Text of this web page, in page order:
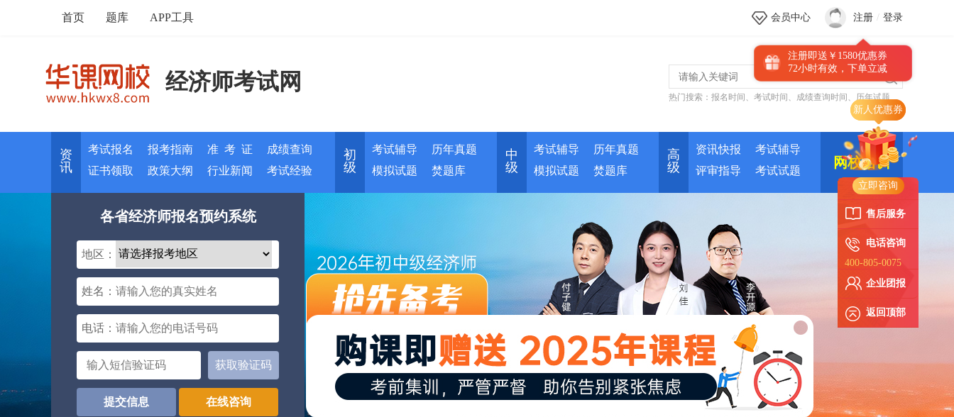
立即咨询
售后服务
电话咨询
400-805-0075
企业团报
返回顶部
首页 题库 APP工具 会员中心 注册 / 登录
注册即送￥1580优惠券
72小时有效，下单立减
经济师考试网
热门搜索： 报名时间 、 考试时间 、 成绩查询时间 、 历年试题
资
讯
考试报名 报考指南 准 考 证
成绩查询
证书领取
政策大纲 行业新闻 考试经验
初
级
考试辅导
历年真题
模拟试题
焚题库
中
级
考试辅导
历年真题
模拟试题
焚题库
高
级
资讯快报
考试辅导
评审指导
考试试题
网校培训
各省经济师报名预约系统
地区：
姓名：
电话：
获取验证码
提交信息 在线咨询